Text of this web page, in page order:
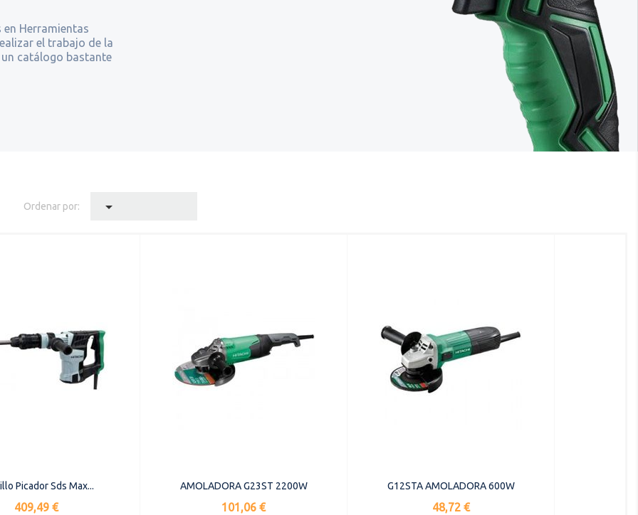
Herramientas
el trabajo de la
catálogo bastante
Ordenar por: 
Picador Sds Max...
Precio
409,49 €
AMOLADORA G23ST 2200W
Precio
101,06 €
G12STA AMOLADORA 600W
Precio
48,72 €